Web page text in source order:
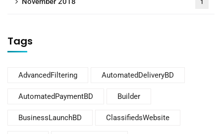
1
Tags
AdvancedFiltering AutomatedDeliveryBD
AutomatedPaymentBD Builder
BusinessLaunchBD ClassifiedsWebsite